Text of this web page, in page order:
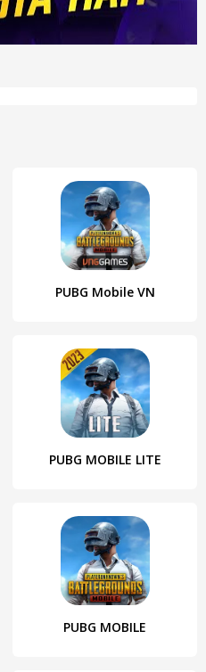
PUBG Mobile VN
PUBG MOBILE LITE
PUBG MOBILE